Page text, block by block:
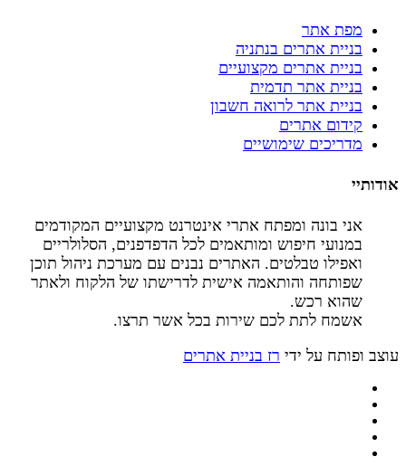
מפת אתר
בניית אתרים בנתניה
בניית אתרים מקצועיים
בניית אתר תדמית
בניית אתר לרואה חשבון
קידום אתרים
מדריכים שימושיים
אודותיי
אני בונה ומפתח אתרי אינטרנט מקצועיים המקודמים
במנועי חיפוש ומותאמים לכל הדפדפנים, הסלולריים
ואפילו טבלטים. האתרים נבנים עם מערכת ניהול תוכן
שפותחה והותאמה אישית לדרישתו של הלקוח ולאתר
שהוא רכש.
אשמח לתת לכם שירות בכל אשר תרצו.
עוצב ופותח על ידי רז בניית אתרים